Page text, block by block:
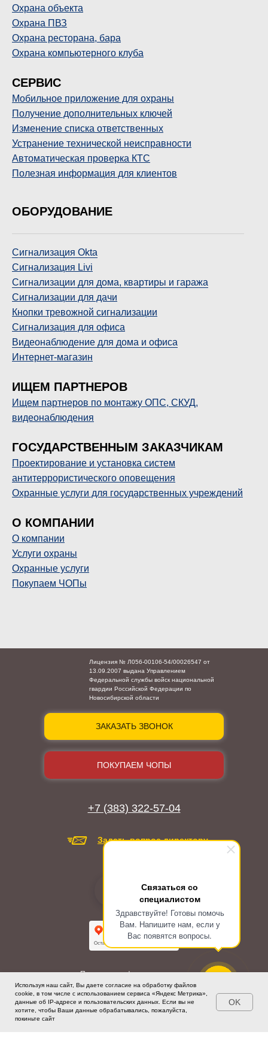
Связаться со
специалистом
Здравствуйте! Готовы помочь
Вам. Напишите нам, если у
Вас появятся вопросы.
Охрана объекта
Охрана ПВЗ
Охрана ресторана, бара
Охрана компьютерного клуба
СЕРВИС
Мобильное приложение для охраны
Получение дополнительных ключей
Изменение списка ответственных
Устранение технической неисправности
Автоматическая проверка КТС
Полезная информация для клиентов
ОБОРУДОВАНИЕ
Сигнализация Okta
Сигнализация Livi
Сигнализации для дома, квартиры и гаража
Сигнализации для дачи
Кнопки тревожной сигнализации
Сигнализация для офиса
Видеонаблюдение для дома и офиса
Интернет-магазин
ИЩЕМ ПАРТНЕРОВ
Ищем партнеров по монтажу ОПС, СКУД,
видеонаблюдения
ГОСУДАРСТВЕННЫМ ЗАКАЗЧИКАМ
П роектирование и установка систем
антитеррористического оповещения
Охранные услуги для государственных учреждений
О КОМПАНИИ
О компании
Услуги охраны
Охранные услуги
Покупаем ЧОПы
Лицензия № Л056-00106-54/00026547 от
13.09.2007 выдана Управлением
Федеральной службы войск национальной
гвардии Российской Федерации по
Новосибирской области
ЗАКАЗАТЬ ЗВОНОК
Политика конфиденциальности
Согласие на обработку персональных данных
Будьте под охраной сильных!
+7 (383) 322-57-04
Задать вопрос директору
ПОКУПАЕМ ЧОПЫ
Используя наш сайт, Вы даете согласие на обработку файлов
cookie, в том числе с использованием сервиса «Яндекс Метрика»,
данные об IP-адресе и пользовательских данных. Если вы не
хотите, чтобы Ваши данные обрабатывались, пожалуйста,
покиньте сайт
OK